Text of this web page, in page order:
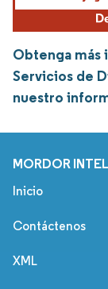
Obtenga más
Servicios de
nuestro
MORDOR
Inicio
Contáctenos
XML